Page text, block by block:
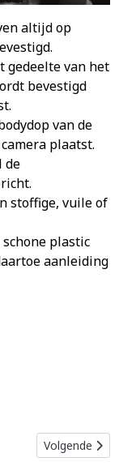
altijd op
gedeelte van het
bevestigd
van de
plaatst.
de
stoffige, vuile of
plastic
aanleiding
Volgende
Volgende